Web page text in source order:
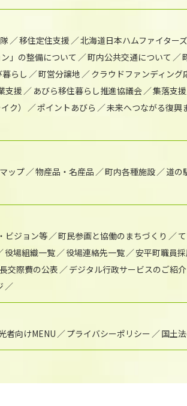
移住定住支援 北海道日本ハムファイター
」の整備について 町内公共交通について
らし
町営分譲地 クラウドファンディング
支援 あびら移住暮らし推進協議会 集落支
ク） ポイントあびら 未来へつながる復興
ップ 物産品・名産品 町内各種施設 道の
ビジョン等 町民参画と協働のまちづくり
役場組織一覧 役場連絡先一覧 安平町職員
交際費の公表 デジタル行政サービスのご紹介
者向けMENU プライバシーポリシー 国土